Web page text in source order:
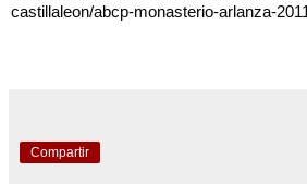
castillaleon/abcp-monasterio-arlanza-
Compartir